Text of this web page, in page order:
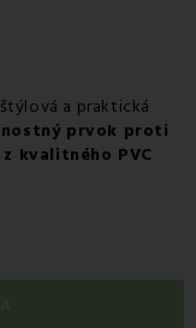
a praktická
prvok proti
z kvalitného PVC